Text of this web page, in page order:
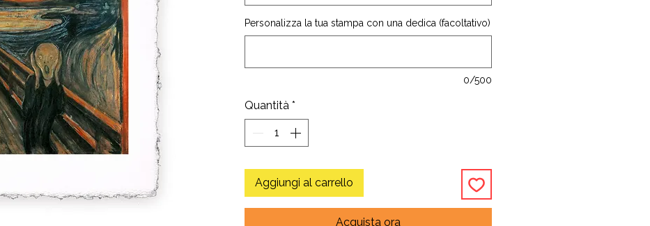
Personalizza la tua stampa con una dedica (facoltativo)
0/500
Quantità *
Aggiungi al carrello
Acquista ora